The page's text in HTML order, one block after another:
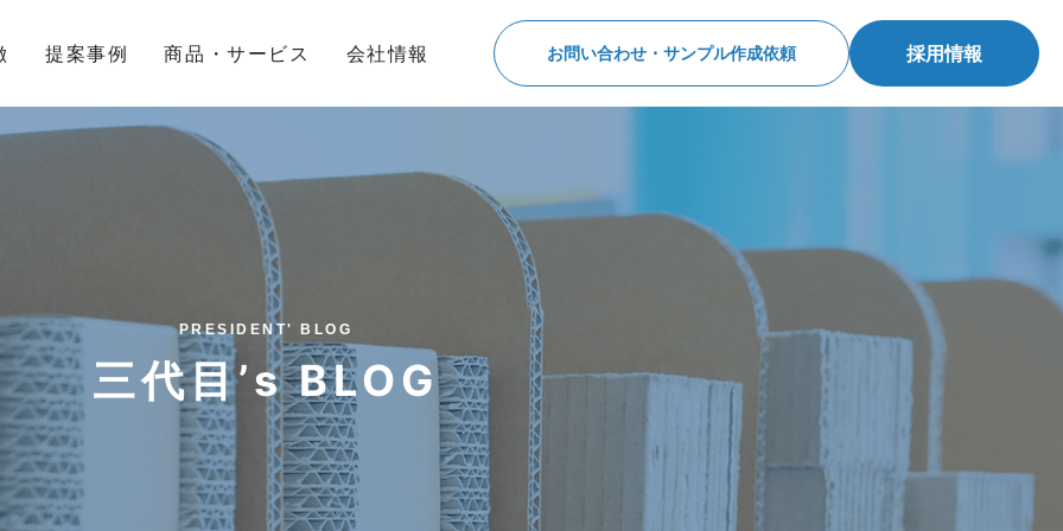
提案事例 商品・サービス 会社情報 お問い合わせ・サンプル作成依頼 採用情報
PRESIDENT' BLOG
三代目’s BLOG